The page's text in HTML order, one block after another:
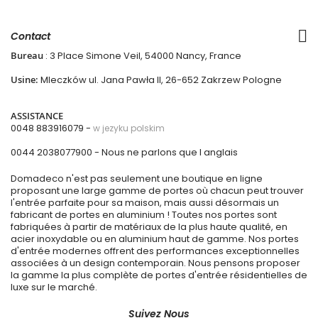
Contact
Bureau : 3 Place Simone Veil, 54000 Nancy, France
Usine: Mleczków ul. Jana Pawła II, 26-652 Zakrzew Pologne
ASSISTANCE
0048 883916079 - w jezyku polskim
0044 2038077900 - Nous ne parlons que l anglais
Domadeco n'est pas seulement une boutique en ligne
proposant une large gamme de portes où chacun peut trouver
l'entrée parfaite pour sa maison, mais aussi désormais un
fabricant de portes en aluminium ! Toutes nos portes sont
fabriquées à partir de matériaux de la plus haute qualité, en
acier inoxydable ou en aluminium haut de gamme. Nos portes
d'entrée modernes offrent des performances exceptionnelles
associées à un design contemporain. Nous pensons proposer
la gamme la plus complète de portes d'entrée résidentielles de
luxe sur le marché.
Suivez Nous